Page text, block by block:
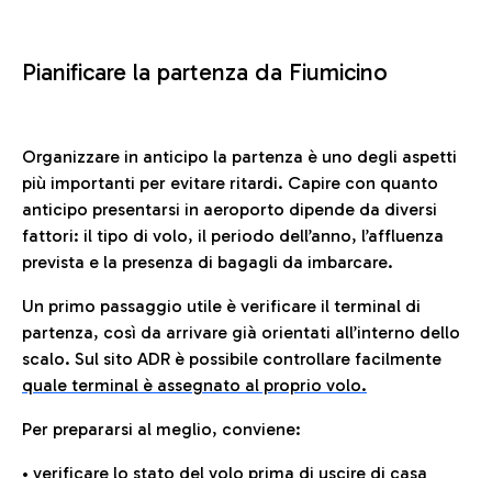
Pianificare la partenza da Fiumicino
Organizzare in anticipo la partenza è uno degli aspetti
più importanti per evitare ritardi. Capire con quanto
anticipo presentarsi in aeroporto dipende da diversi
fattori: il tipo di volo, il periodo dell’anno, l’affluenza
prevista e la presenza di bagagli da imbarcare.
Un primo passaggio utile è verificare il terminal di
partenza, così da arrivare già orientati all’interno dello
scalo. Sul sito ADR è possibile controllare facilmente
quale terminal è assegnato al proprio volo.
Per prepararsi al meglio, conviene:
• verificare lo stato del volo prima di uscire di casa